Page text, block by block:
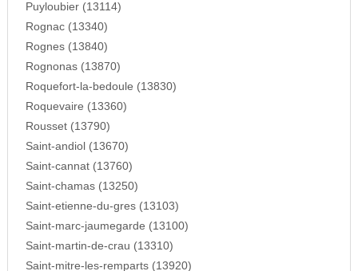
Puyloubier (13114)
Rognac (13340)
Rognes (13840)
Rognonas (13870)
Roquefort-la-bedoule (13830)
Roquevaire (13360)
Rousset (13790)
Saint-andiol (13670)
Saint-cannat (13760)
Saint-chamas (13250)
Saint-etienne-du-gres (13103)
Saint-marc-jaumegarde (13100)
Saint-martin-de-crau (13310)
Saint-mitre-les-remparts (13920)